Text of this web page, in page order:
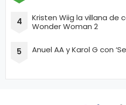
Kristen Wiig la villana de
Wonder Woman 2
Anuel AA y Karol